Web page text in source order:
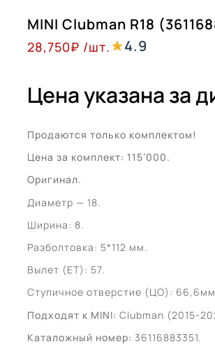
MINI Clubman R18
28,750₽ /шт. 4.9
Цена указана за
Продаются только комплектом!
Цена за комплект: 115’000.
Оригинал.
Диаметр — 18.
Ширина: 8.
Разболтовка: 5*112 мм.
Вылет (ET): 57.
Ступичное отверстие (ЦО):
Подходят к MINI: Clubman (2015-
Каталожный номер: 36116883351.